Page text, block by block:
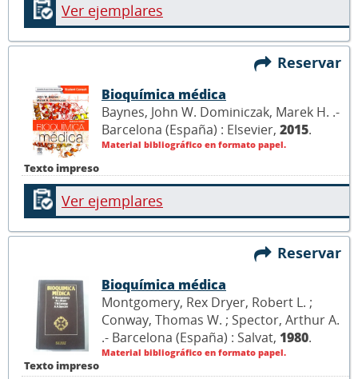
Ver ejemplares
Reservar
Texto impreso
Bioquímica médica
Baynes, John W. Dominiczak, Marek H. .-
Barcelona (España) : Elsevier, 2015.
Material bibliográfico en formato papel.
Ver ejemplares
Reservar
Texto impreso
Bioquímica médica
Montgomery, Rex Dryer, Robert L. ;
Conway, Thomas W. ; Spector, Arthur A.
.- Barcelona (España) : Salvat, 1980.
Material bibliográfico en formato papel.